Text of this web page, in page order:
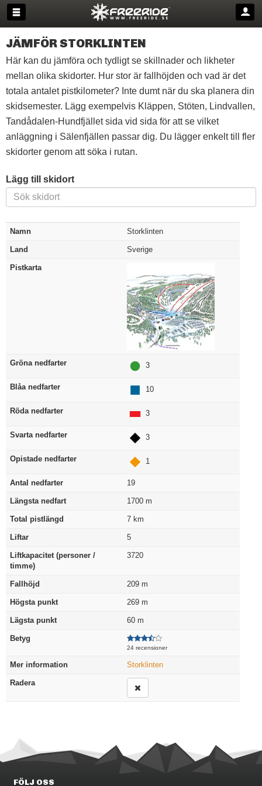
JÄMFÖR STORKLINTEN
Här kan du jämföra och tydligt se skillnader och likheter
mellan olika skidorter. Hur stor är fallhöjden och vad är det
totala antalet pistkilometer? Inte dumt när du ska planera din
skidsemester. Lägg exempelvis Kläppen, Stöten, Lindvallen,
Tandådalen-Hundfjället sida vid sida för att se vilket
anläggning i Sälenfjällen passar dig. Du lägger enkelt till fler
skidorter genom att söka i rutan.
Lägg till skidort
Namn Storklinten
Land Sverige
Pistkarta
Gröna nedfarter 3
Blåa nedfarter 10
Röda nedfarter 3
Svarta nedfarter 3
Opistade nedfarter 1
Antal nedfarter 19
Längsta nedfart 1700 m
Total pistlängd 7 km
Liftar 5
Liftkapacitet (personer /
timme)
3720
Fallhöjd 209 m
Högsta punkt 269 m
Lägsta punkt 60 m
Betyg
24 recensioner
Mer information Storklinten
Radera
FÖLJ OSS